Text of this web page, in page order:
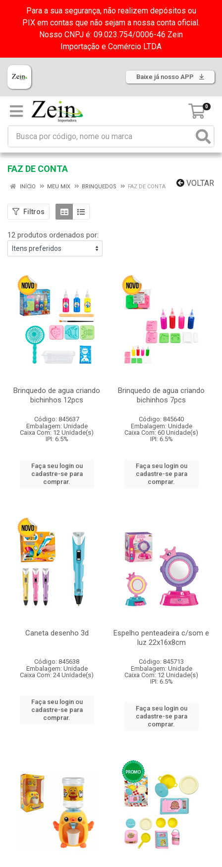
Para a sua segurança, não realizem depósitos ou
PIX em contas que não sejam a nossa conta oficial.
Nosso CNPJ é: 09.023.754/0006-46 Zein
Importação e Comércio LTDA
Baixe já nosso APP
0
FAZ DE CONTA
VOLTAR
INÍCIO MEU MIX BRINQUEDOS FAZ DE CONTA
Filtros
12 produtos ordenados por:
Brinquedo de agua criando
bichinhos 12pcs
Código: 845637
Embalagem: Unidade
Caixa Com: 12 Unidade(s)
IPI: 6.5%
Faça seu login ou
cadastre-se para
comprar.
Brinquedo de agua criando
bichinhos 7pcs
Código: 845640
Embalagem: Unidade
Caixa Com: 60 Unidade(s)
IPI: 6.5%
Faça seu login ou
cadastre-se para
comprar.
Caneta desenho 3d
Código: 845638
Embalagem: Unidade
Caixa Com: 24 Unidade(s)
Faça seu login ou
cadastre-se para
comprar.
Espelho penteadeira c/som e
luz 22x16x8cm
Código: 845713
Embalagem: Unidade
Caixa Com: 12 Unidade(s)
IPI: 6.5%
Faça seu login ou
cadastre-se para
comprar.